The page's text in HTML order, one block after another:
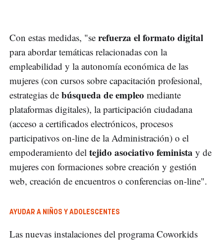
Con estas medidas, "se refuerza el formato digital
para abordar temáticas relacionadas con la
empleabilidad y la autonomía económica de las
mujeres (con cursos sobre capacitación profesional,
estrategias de búsqueda de empleo mediante
plataformas digitales), la participación ciudadana
(acceso a certificados electrónicos, procesos
participativos on-line de la Administración) o el
empoderamiento del tejido asociativo feminista y de
mujeres con formaciones sobre creación y gestión
web, creación de encuentros o conferencias on-line".
AYUDAR A NIÑOS Y ADOLESCENTES
Las nuevas instalaciones del programa Coworkids